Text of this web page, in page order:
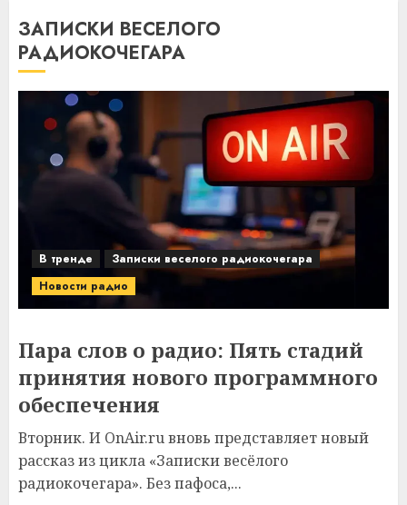
ЗАПИСКИ ВЕСЕЛОГО
РАДИОКОЧЕГАРА
В тренде
Записки веселого радиокочегара
Новости радио
Пара слов о радио: Пять стадий
принятия нового программного
обеспечения
Вторник. И OnAir.ru вновь представляет новый
рассказ из цикла «Записки весёлого
радиокочегара». Без пафоса,...